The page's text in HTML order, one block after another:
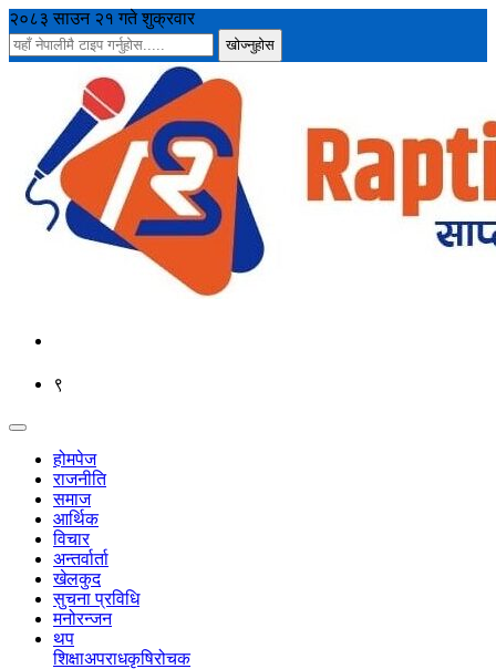
२०८३ साउन २१ गते शुक्रवार
९
होमपेज
राजनीति
समाज
आर्थिक
विचार
अन्तर्वार्ता
खेलकुद
सुचना प्रविधि
मनोरन्जन
थप
शिक्षाअपराधकृषिरोचक